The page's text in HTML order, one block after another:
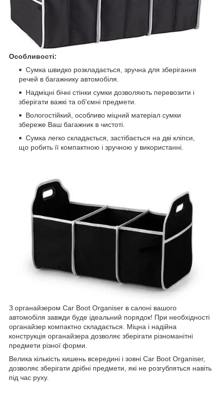
Особливості:
Сумка швидко розкладається, зручна для зберігання
речей в багажнику автомобіля.
Надміцні бічні стінки сумки дозволяють перевозити і
зберігати важкі та об'ємні предмети.
Вологостійкий, особливо міцний матеріал сумки
збереже Ваш багажник в чистоті.
Сумка легко складається, застібається на дві кліпси,
що робить її компактною і зручною у використанні.
З органайзером Car Boot Organiser в салоні вашого
автомобіля завжди буде ідеальний порядок! При необхідності
органайзер компактно складається. Міцна і надійна
конструкція органайзера дозволяє зберігати різноманітні
предмети різної форми.
Велика кількість кишень всередині і зовні Car Boot Organiser,
дозволяє зберігати дрібні предмети, які не розгубляться навіть
під час руху.